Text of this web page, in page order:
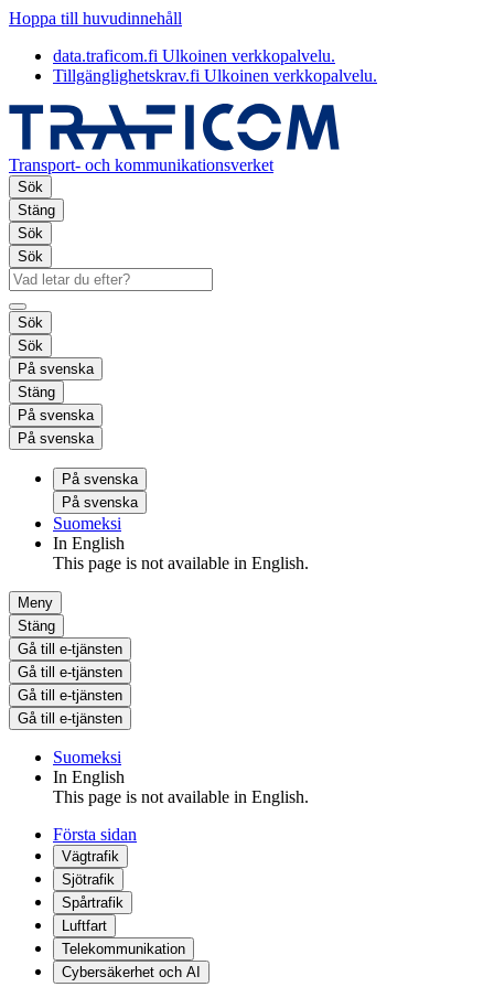
Hoppa till huvudinnehåll
data.traficom.fi Ulkoinen verkkopalvelu.
Tillgänglighetskrav.fi Ulkoinen verkkopalvelu.
Transport- och kommunikationsverket
Sök
Stäng
Sök
Sök
Sök
Sök
På svenska
Stäng
På svenska
På svenska
På svenska
På svenska
Suomeksi
In English
This page is not available in English.
Meny
Stäng
Gå till e-tjänsten
Gå till e-tjänsten
Gå till e-tjänsten
Gå till e-tjänsten
Suomeksi
In English
This page is not available in English.
Första sidan
Vägtrafik
Sjötrafik
Spårtrafik
Luftfart
Telekommunikation
Cybersäkerhet och AI